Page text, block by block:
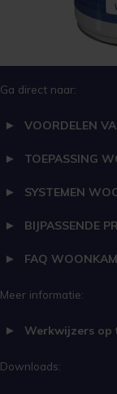
Ga direct naar:
VOORDELEN
TOEPASSING
SYSTEMEN
BIJPASSENDE
FAQ
Meer informatie:
Werkwijzers op
Downloads: